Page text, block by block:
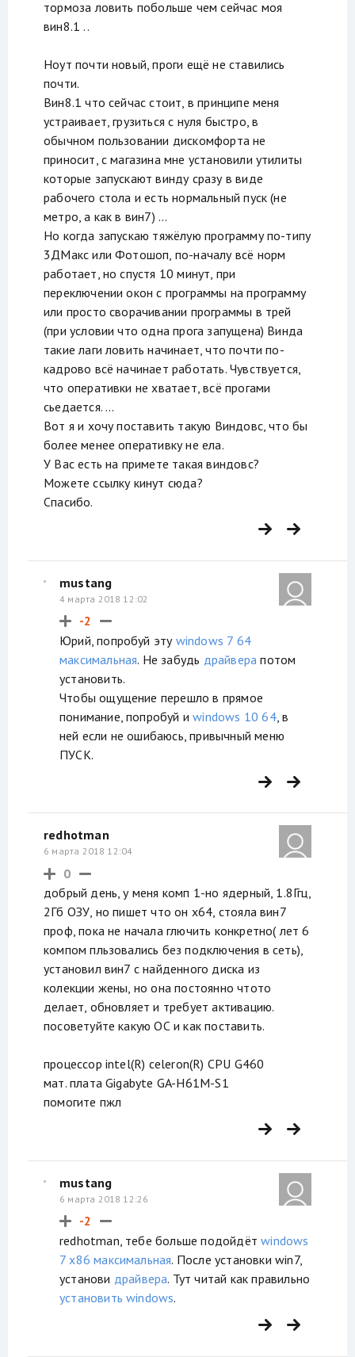
тормоза ловить побольше чем сейчас моя
вин8.1 ..
Ноут почти новый, проги ещё не ставились
почти.
Вин8.1 что сейчас стоит, в принципе меня
устраивает, грузиться с нуля быстро, в
обычном пользовании дискомфорта не
приносит, с магазина мне установили утилиты
которые запускают винду сразу в виде
рабочего стола и есть нормальный пуск (не
метро, а как в вин7) ...
Но когда запускаю тяжёлую программу по-типу
3ДМакс или Фотошоп, по-началу всё норм
работает, но спустя 10 минут, при
переключении окон с программы на программу
или просто сворачивании программы в трей
(при условии что одна прога запущена) Винда
такие лаги ловить начинает, что почти по-
кадрово всё начинает работать. Чувствуется,
что оперативки не хватает, всё прогами
сьедается. ...
Вот я и хочу поставить такую Виндовс, что бы
более менее оперативку не ела.
У Вас есть на примете такая виндовс?
Можете ссылку кинут сюда?
Спасибо.
mustang
4 марта 2018 12:02
-2
Юрий, попробуй эту windows 7 64
максимальная. Не забудь драйвера потом
установить.
Чтобы ощущение перешло в прямое
понимание, попробуй иwindows 10 64, в
ней если не ошибаюсь, привычный меню
ПУСК.
redhotman
6 марта 2018 12:04
0
добрый день, у меня комп 1-но ядерный, 1.8Ггц,
2Гб ОЗУ, но пишет что он x64, стояла вин7
проф, пока не начала глючить конкретно( лет 6
компом пльзовались без подключения в сеть),
установил вин7 с найденного диска из
колекции жены, но она постоянно чтото
делает, обновляет и требует активацию.
посоветуйте какую ОС и как поставить.
процессор intel(R) celeron(R) CPU G460
мат. плата Gigabyte GA-H61M-S1
помогите пжл
mustang
6 марта 2018 12:26
-2
redhotman, тебе больше подойдётwindows
7 x86 максимальная. После установки win7,
установи драйвера. Тут читай как правильно
установить windows.